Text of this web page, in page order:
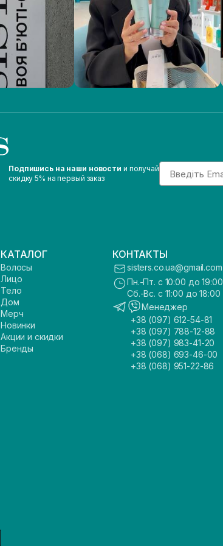
Подпишись на наши новости и получай
скидку 5% на первый заказ
Email
КАТАЛОГ
Волосы
Лицо
Тело
Дом
Мерч
Новинки
Акции и скидки
Бренды
КОНТАКТЫ
sisters.co.ua@gmail.com
Пн.-Пт. с 10:00 до 19:00
Сб.-Вс. с 11:00 до 18:00
Менеджер
+38 (097) 612-54-81
+38 (097) 788-12-88
+38 (097) 983-41-20
+38 (068) 693-46-00
+38 (068) 951-22-86